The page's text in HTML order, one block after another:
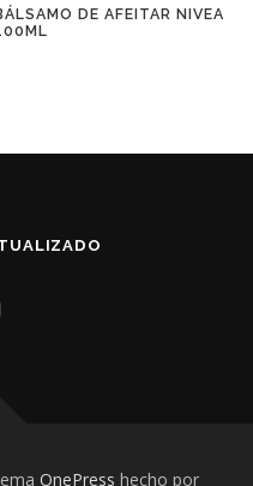
DE AFEITAR NIVEA
OnePress hecho por